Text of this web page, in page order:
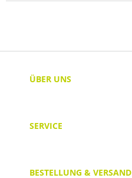
ÜBER UNS
SERVICE
BESTELLUNG & VERSAND